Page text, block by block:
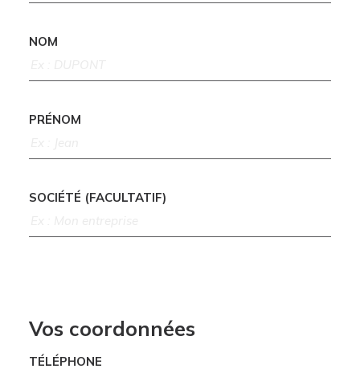
NOM
PRÉNOM
SOCIÉTÉ (FACULTATIF)
Vos coordonnées
TÉLÉPHONE